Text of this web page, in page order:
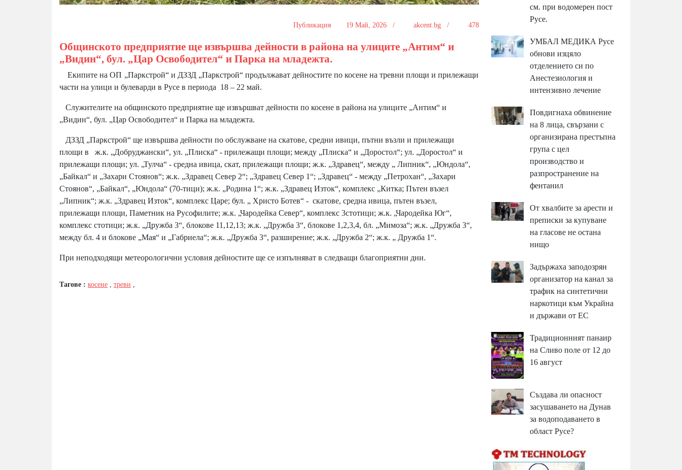
Публикация 19 Май, 2026 / akcent.bg / 478
Общинското предприятие ще извършва дейности в района на улиците „Антим“ и
„Видин“, бул. „Цар Освободител“ и Парка на младежта.
Екипите на ОП „Паркстрой“ и ДЗЗД „Паркстрой“ продължават дейностите по косене на тревни площи и прилежащи
части на улици и булеварди в Русе в периода 18 – 22 май.
Служителите на общинското предприятие ще извършват дейности по косене в района на улиците „Антим“ и
„Видин“, бул. „Цар Освободител“ и Парка на младежта.
ДЗЗД „Паркстрой“ ще извършва дейности по обслужване на скатове, средни ивици, пътни възли и прилежащи
площи в ж.к. „Добруджански“, ул. „Плиска“ - прилежащи площи; между „Плиска“ и „Доростол“; ул. „Доростол“ и
прилежащи площи; ул. „Тулча“ - средна ивица, скат, прилежащи площи; ж.к. „Здравец“, между „ Липник“, „Юндола“,
„Байкал“ и „Захари Стоянов“; ж.к. „Здравец Север 2“; „Здравец Север 1“; „Здравец“ - между „Петрохан“, „Захари
Стоянов“, „Байкал“, „Юндола“ (70-тици); ж.к. „Родина 1“; ж.к. „Здравец Изток“, комплекс „Китка; Пътен възел
„Липник“; ж.к. „Здравец Изток“, комплекс Царе; бул. „ Христо Ботев“ - скатове, средна ивица, пътен възел,
прилежащи площи, Паметник на Русофилите; ж.к. „Чародейка Север“, комплекс 3стотици; ж.к. „Чародейка Юг“,
комплекс стотици; ж.к. „Дружба 3“, блокове 11,12,13; ж.к. „Дружба 3“, блокове 1,2,3,4, бл. „Мимоза“; ж.к. „Дружба 3“,
между бл. 4 и блокове „Мая“ и „Габриела“; ж.к. „Дружба 3“, разширение; ж.к. „Дружба 2“; ж.к. „ Дружба 1“.
При неподходящи метеорологични условия дейностите ще се изпълняват в следващи благоприятни дни.
Тагове : косене треви
см. при водомерен пост
Русе.
УМБАЛ МЕДИКА Русе
обнови изцяло
отделението си по
Анестезиология и
интензивно лечение
Повдигнаха обвинение
на 8 лица, свързани с
организирана престъпна
група с цел
производство и
разпространение на
фентанил
От хвалбите за арести и
преписки за купуване
на гласове не остана
нищо
Задържаха заподозрян
организатор на канал за
трафик на синтетични
наркотици към Украйна
и държави от ЕС
Традиционният панаир
на Сливо поле от 12 до
16 август
Създава ли опасност
засушаването на Дунав
за водоподаването в
област Русе?